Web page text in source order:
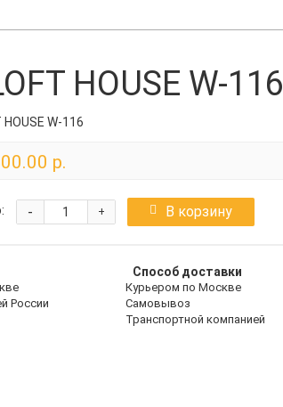
HOUSE W-116
HOUSE W-116
р.
+
- В корзину
России
Способ доставки
Курьером по Москве
Самовывоз
Транспортной компанией